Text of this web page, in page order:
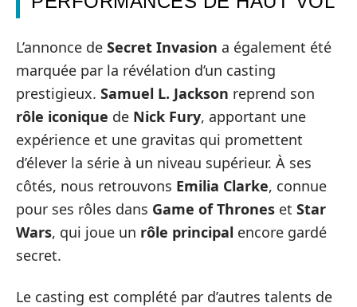
L’annonce de Secret Invasion a également été
marquée par la révélation d’un casting
prestigieux. Samuel L. Jackson reprend son
rôle iconique de Nick Fury, apportant une
expérience et une gravitas qui promettent
d’élever la série à un niveau supérieur. À ses
côtés, nous retrouvons Emilia Clarke, connue
pour ses rôles dans Game of Thrones et Star
Wars, qui joue un rôle principal encore gardé
secret.
Le casting est complété par d’autres talents de